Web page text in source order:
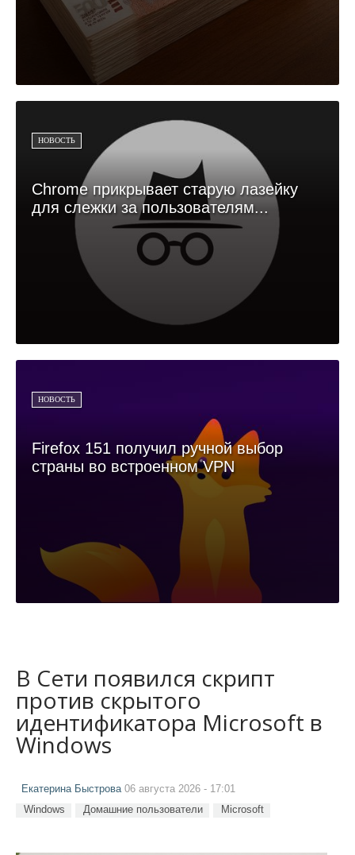
НОВОСТЬ
Chrome прикрывает старую лазейку
для слежки за пользователям...
НОВОСТЬ
Firefox 151 получил ручной выбор
страны во встроенном VPN
В Сети появился скрипт
против скрытого
идентификатора Microsoft в
Windows
Екатерина Быстрова06 августа 2026 - 17:01
Windows Домашние пользователи Microsoft